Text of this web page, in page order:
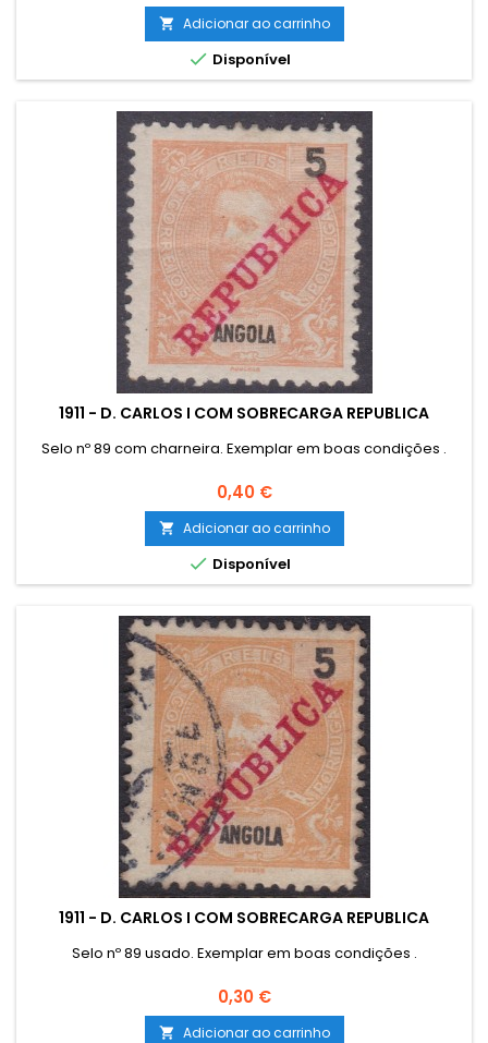
 Adicionar ao carrinho
 Disponível
1911 - D. CARLOS I COM SOBRECARGA REPUBLICA
Selo nº 89 com charneira. Exemplar em boas condições .
Preço
0,40 €
 Adicionar ao carrinho
 Disponível
1911 - D. CARLOS I COM SOBRECARGA REPUBLICA
Selo nº 89 usado. Exemplar em boas condições .
Preço
0,30 €
 Adicionar ao carrinho